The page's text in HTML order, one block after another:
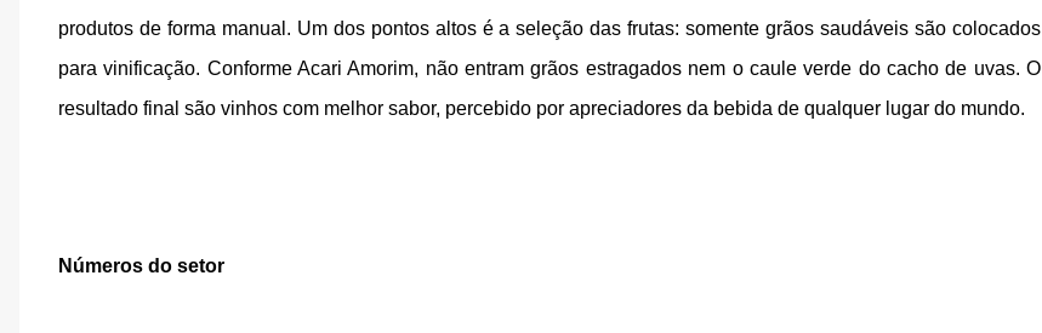
produtos de forma manual. Um dos pontos altos é a seleção das frutas: somente grãos saudáveis são colocados
para vinificação. Conforme Acari Amorim, não entram grãos estragados nem o caule verde do cacho de uvas. O
resultado final são vinhos com melhor sabor, percebido por apreciadores da bebida de qualquer lugar do mundo.
Números do setor